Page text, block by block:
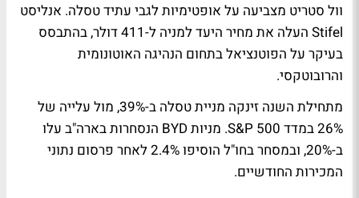
וול סטריט מצביעה על אופטימיות לגבי עתיד טסלה. אנליסט
Stifel העלה את מחיר היעד למניה ל-411 דולר, בהתבסס
בעיקר על הפוטנציאל בתחום הנהיגה האוטונומית
והרובוטקסי.
מתחילת השנה זינקה מניית טסלה ב-39%, מול עלייה של
26% במדד S&P 500. מניות BYD הנסחרות בארה"ב עלו
ב-20%, ובמסחר בחו"ל הוסיפו 2.4% לאחר פרסום נתוני
המכירות החודשיים.